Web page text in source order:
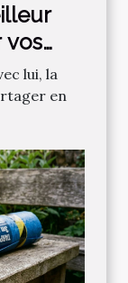
vos
lui, la
en